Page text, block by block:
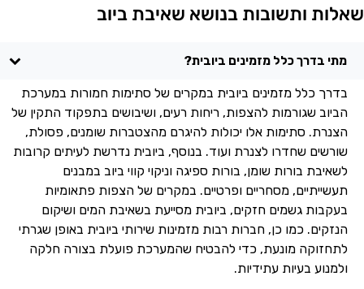
ותשובות בנושא שאיבת ביוב
מתי בדרך כלל מזמינים ביובית?
בדרך כלל מזמינים ביובית במקרים של סתימות חמורות במערכת
הביוב שגורמות להצפות, ריחות רעים, ושיבושים בתפקוד התקין של
הצנרת. סתימות אלו יכולות להיגרם מהצטברות שומנים, פסולת,
שורשים שחדרו לצנרת ועוד. בנוסף, ביובית נדרשת לעיתים קרובות
לשאיבת בורות שומן, בורות ספיגה וניקוי קווי ביוב במבנים
תעשייתיים, מסחריים ופרטיים. במקרים של הצפות פתאומיות
בעקבות גשמים חזקים, ביובית מסייעת בשאיבת המים ושיקום
הנזקים. כמו כן, חברות רבות מזמינות שירותי ביובית באופן שגרתי
לתחזוקה מונעת, כדי להבטיח שהמערכת פועלת בצורה חלקה
ולמנוע בעיות עתידיות.